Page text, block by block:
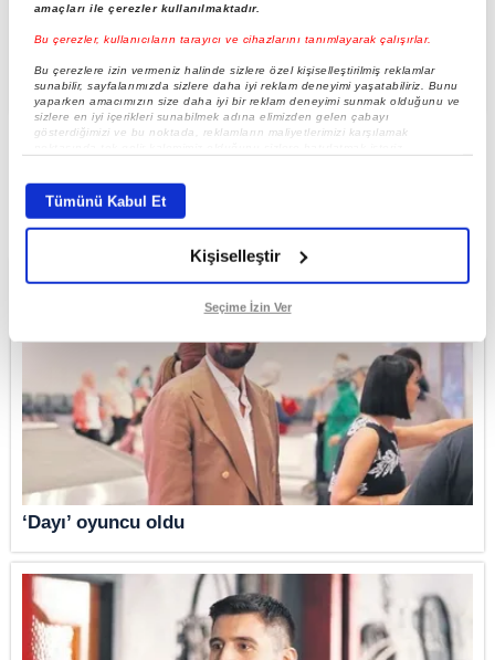
amaçları ile çerezler kullanılmaktadır.
Bu çerezler, kullanıcıların tarayıcı ve cihazlarını tanımlayarak çalışırlar.
Bu çerezlere izin vermeniz halinde sizlere özel kişiselleştirilmiş reklamlar
sunabilir, sayfalarımızda sizlere daha iyi reklam deneyimi yaşatabiliriz. Bunu
yaparken amacımızın size daha iyi bir reklam deneyimi sunmak olduğunu ve
sizlere en iyi içerikleri sunabilmek adına elimizden gelen çabayı
gösterdiğimizi ve bu noktada, reklamların maliyetlerimizi karşılamak
kullanıcılara hedefli reklamlar gösterilmeyecektir."
Sizlere daha iyi bir hizmet sunabilmek için İnternet Sitemizde kendimize ve
kişisel verileriniz işlenmekte olup gerekli olan çerezler bilgi toplumu
daha işlevsel kılınması ve kişiselleştirilmesi ve sizlere yönelik
reklam/pazarlama faaliyetlerinin yapılması, amaçlarıyla sınırlı olarak açık
rızanız dahilinde kullanılacaktır.
Çerezlere ilişkin tercihlerinizi aşağıda yer alan panel vasıtasıyla
belirleyebilirsiniz. Çerezlere ilişkin detaylı bilgi için Ayarlar butonuna
tıklayabilir,
Çerez Bilgilendirme Metnimizi ziyaret edebilirsiniz.
6698 sayılı Kişisel Verilerin Korunması Kanunu uyarınca hazırlanmış
Aydınlatma Metnimizi okumak ve sitemizde ilgili mevzuata uygun olarak
kullanılan çerezlerle ilgili bilgi almak için lütfentıklayınız.
Tümünü Kabul Et
Kişiselleştir
Seçime İzin Ver
Cihangir Ceyhan açıkladı: Dengeler’in ikinci
sezonu gelecek mi? “Herhalde yapamayacağız bu
işi” dedik!
‘Dayı’ oyuncu oldu